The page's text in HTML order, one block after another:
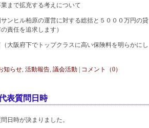
まで拡充する考えについて
ヒル柏原の運営に対する総括と５０００万円の貸
責任を追求します）
阪府下でトップクラスに高い保険料を明らかにし
知らせ, 活動報告, 議会活動 コメント（0）
表質問日時
日時が決まりました。